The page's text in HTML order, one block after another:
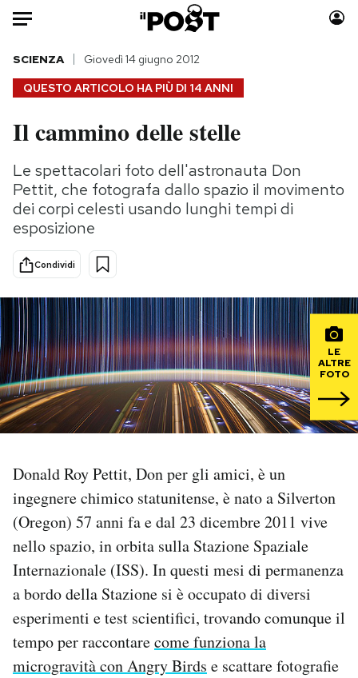
Auto
HOME
Italia
Politica
Tecnologia
Internet
Scienza
Cultura
Economia
Moda
Consumismi
Storie/Idee
Altrecose
Mondiali calcio 2026
PODCAST
I MIEI PREFERITI
SHOP
CALENDARIO
AREA PERSONALE
QUESTO ARTICOLO HA PIÙ DI 14 ANNI
SCIENZA Giovedì 14 giugno 2012
Il cammino delle stelle
Le spettacolari foto dell'astronauta Don
Pettit, che fotografa dallo spazio il movimento
dei corpi celesti usando lunghi tempi di
esposizione
Condividi
LE
ALTRE
FOTO
Donald Roy Pettit, Don per gli amici, è un
ingegnere chimico statunitense, è nato a Silverton
(Oregon) 57 anni fa e dal 23 dicembre 2011 vive
nello spazio, in orbita sulla Stazione Spaziale
Internazionale (ISS). In questi mesi di permanenza
a bordo della Stazione si è occupato di diversi
esperimenti e test scientifici, trovando comunque il
tempo per raccontarecome funziona la
microgravità con Angry Birds e scattare fotografie